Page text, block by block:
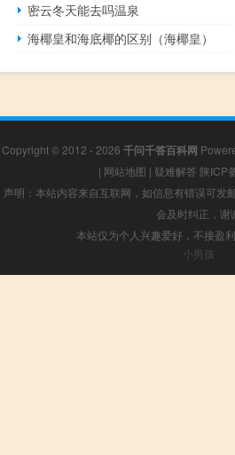
密云冬天能去吗温泉
海椰皇和海底椰的区别（海椰皇）
Copyright © 2012 - 2026 千问千答百科网
| 网站地图 | 疑难解答 陕ICP
声明：本站内容来自互联网，如信息有错误可发
会及时纠正，谢
本站仅为个人兴趣爱好，不接盈
小男孩